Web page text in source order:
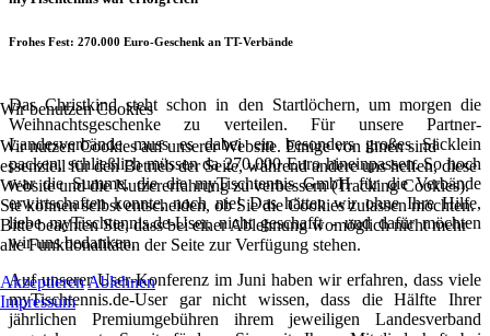
Frohes Fest: 270.000 Euro-Geschenk an TT-Verbände
Das Christkind steht schon in den Startlöchern, um morgen die
Weihnachtsgeschenke zu verteilen. Für unsere Partner-
Landesverbände muss es dabei ein besonders großes Säcklein
packen, schließlich müssen da 270.000 Euro hineinpassen. So hoch
war die Summe, die die myTischtennis GmbH für die Verbände
erwirtschaften konnte, noch nie! Das hätten wir ohne Ihre Hilfe,
liebe myTischtennis.de-User, nicht geschafft - und dafür möchten
wir uns bedanken.
Auf unserer User-Konferenz im Juni haben wir erfahren, dass viele
myTischtennis.de-User gar nicht wissen, dass die Hälfte Ihrer
jährlichen Premiumgebühren ihrem jeweiligen Landesverband
Wir benutzen Cookies
Wir nutzen Cookies auf unserer Website. Einige von ihnen sind
essenziell für den Betrieb der Seite, während andere uns helfen, diese
Website und die Nutzererfahrung zu verbessern (Tracking Cookies).
Sie können selbst entscheiden, ob Sie die Cookies zulassen möchten.
Bitte beachten Sie, dass bei einer Ablehnung womöglich nicht mehr
alle Funktionalitäten der Seite zur Verfügung stehen.
AkzeptierenAblehnen
Impressum